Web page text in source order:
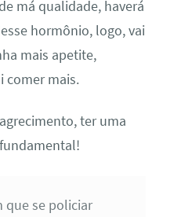
má qualidade, haverá
hormônio, logo, vai
mais apetite,
comer mais.
ter uma
que se policiar